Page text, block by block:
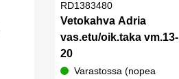
RD1383480
Vetokahva Adria
vas.etu/oik.taka vm.13-
20
Varastossa (nopea